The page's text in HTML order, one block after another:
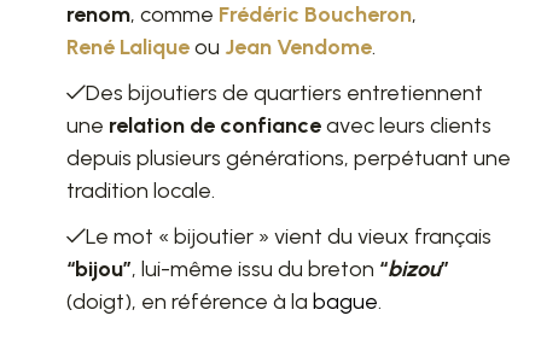
renom, comme Frédéric Boucheron,
René Laliqueou Jean Vendome.
Des bijoutiers de quartiers entretiennent
une relation de confianceavec leurs clients
depuis plusieurs générations, perpétuant une
tradition locale.
Le mot « bijoutier » vient du vieux français
“bijou”, lui-même issu du breton “bizou”
(doigt), en référence à la bague.